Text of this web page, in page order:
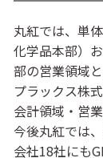
丸紅では、単
化学品本部）
部の営業領域
プラックス株
会計領域・営
今後丸紅では
会社18社にも